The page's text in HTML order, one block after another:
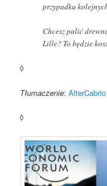
przypadku
Chcesz palić
Lille? To będzie
◊
Tłumaczenie:
◊